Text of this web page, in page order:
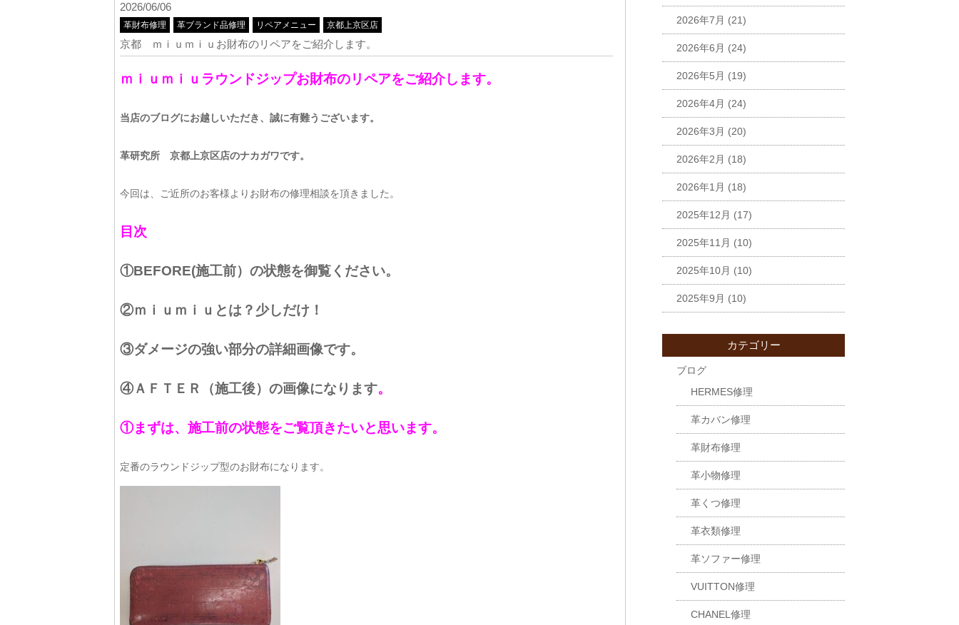
2026/06/06
革財布修理 革ブランド品修理 リペアメニュー 京都上京区店
京都 ｍｉｕｍｉｕお財布のリペアをご紹介します。
ｍｉｕｍｉｕラウンドジップお財布のリペアをご紹介します。
当店のブログにお越しいただき、誠に有難うございます。
革研究所 京都上京区店のナカガワです。
今回は、ご近所のお客様よりお財布の修理相談を頂きました。
目次
①BEFORE(施工前）の状態を御覧ください。
②ｍｉｕｍｉｕとは？少しだけ！
③ダメージの強い部分の詳細画像です。
④ＡＦＴＥＲ（施工後）の画像になります。
①まずは、施工前の状態をご覧頂きたいと思います。
定番のラウンドジップ型のお財布になります。
2026年7月 (21)
2026年6月 (24)
2026年5月 (19)
2026年4月 (24)
2026年3月 (20)
2026年2月 (18)
2026年1月 (18)
2025年12月 (17)
2025年11月 (10)
2025年10月 (10)
2025年9月 (10)
カテゴリー
ブログ
HERMES修理
革カバン修理
革財布修理
革小物修理
革くつ修理
革衣類修理
革ソファー修理
VUITTON修理
CHANEL修理